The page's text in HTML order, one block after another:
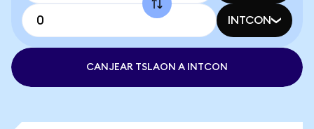
INTCON
CANJEAR TSLAON A INTCON